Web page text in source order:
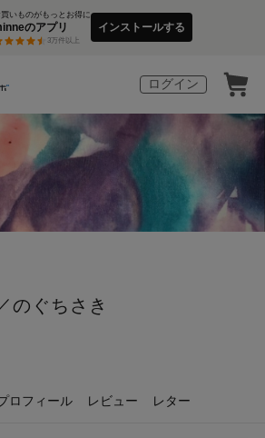
買いものがもっとお得に
のアプリ
3万件以上
インストールする
ログイン
のぐちさき
ロフィール レビュー レター